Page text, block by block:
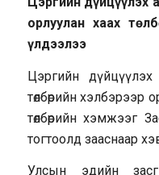
орлуулан хаах
үлдээлээ
Цэргийн
төлбөрийн хэлбэрээр
төлбөрийн хэмжээг
тогтоолд зааснаар
Улсын эдийн